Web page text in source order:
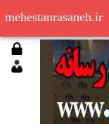
mehestanrasaneh.ir